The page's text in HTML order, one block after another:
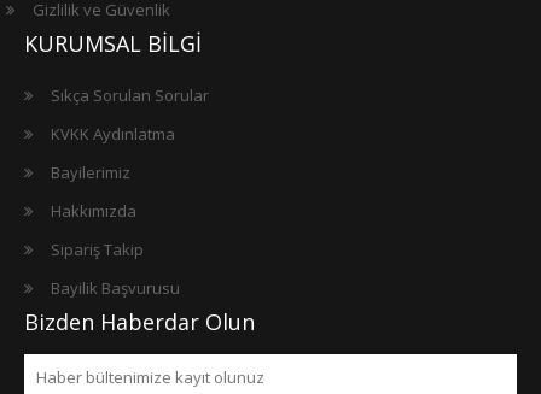
Gizlilik ve Güvenlik
KURUMSAL BİLGİ
Sıkça Sorulan Sorular
KVKK Aydınlatma
Bayilerimiz
Hakkımızda
Sipariş Takip
Bayilik Başvurusu
Bizden Haberdar Olun